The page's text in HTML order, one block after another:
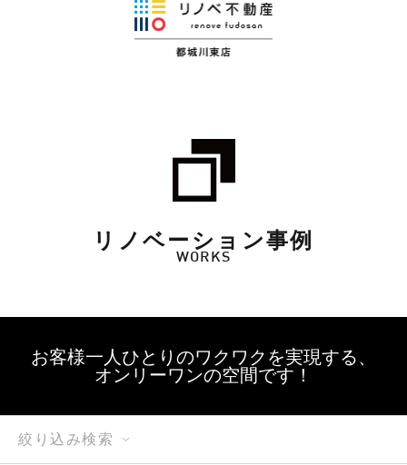
リノベーション事例
WORKS
お客様一人ひとりのワクワクを実現する、
オンリーワンの空間です！
絞り込み検索